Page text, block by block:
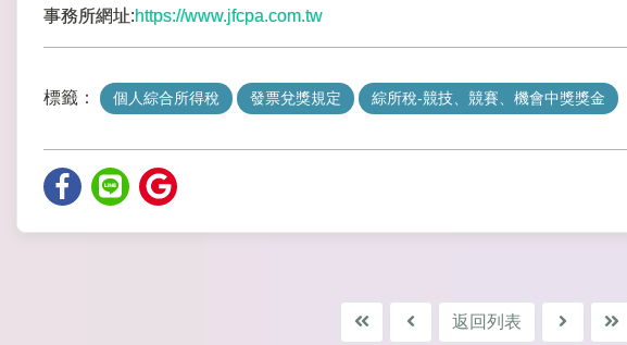
事務所網址:https://www.jfcpa.com.tw
標籤： 個人綜合所得稅 發票兌獎規定 綜所稅-競技、競賽、機會中獎獎金
返回列表